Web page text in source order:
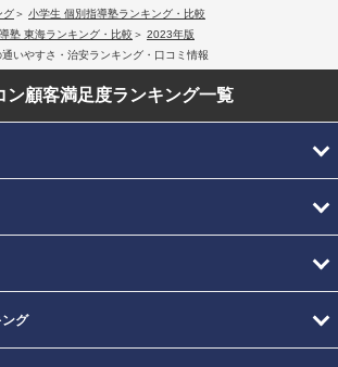
グ
小学生 個別指導塾ランキング・比較
塾 東海ランキング・比較
2023年版
いやすさ・治安ランキング・口コミ情報
ン顧客満足度ランキング一覧
グ